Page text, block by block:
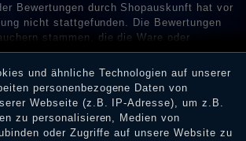
Bewertungen durch Shopauskunft hat vor
nicht stattgefunden. Die Bewertungen
stammen, die die Ware oder
nicht erworben oder genutzt haben. Nach
E-Mail können Händler die
und über die erfolgte Verifizierung im
und ähnliche Technologien auf unserer
personenbezogene Daten von
Webseite (z.B. IP-Adresse), um z.B.
zu personalisieren, Medien von
oder Zugriffe auf unsere Website zu